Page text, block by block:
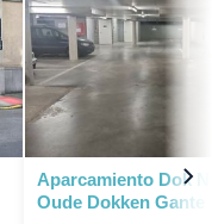
Aparcamiento Dok
Oude Dokken Gante